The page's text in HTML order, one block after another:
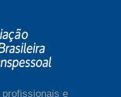
profissionais e